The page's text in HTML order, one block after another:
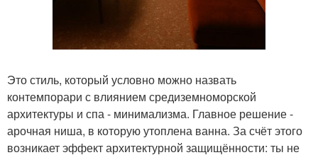
Это стиль, который условно можно назвать
контемпорари с влиянием средиземноморской
архитектуры и спа - минимализма. Главное решение -
арочная ниша, в которую утоплена ванна. За счёт этого
возникает эффект архитектурной защищённости: ты не